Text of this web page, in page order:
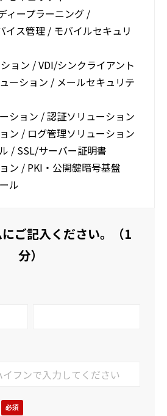
ィープラーニング​ ​/
イス管理​ ​/ モバイルセキュリ
ョン​ ​/ VDI/シンクライアント
ーション​ ​/ メールセキュリテ
ション​ ​/ 認証ソリューション
ン​ ​/ ログ管理ソリューション
​/ SSL/サーバー証明書
ン​ ​/ PKI・公開鍵暗号基盤
ル
ご記入ください。（1
分）